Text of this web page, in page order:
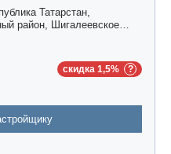
Татарстан,
район, Шигалеевское
«Усадьба
скидка 1,5%